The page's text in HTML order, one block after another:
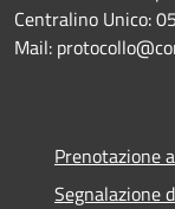
Centralino Unico:
Mail:
Prenotazione
Segnalazione